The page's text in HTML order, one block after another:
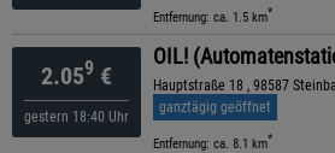
Entfernung: ca. 1.5 km*
2.059 €
gestern 18:40 Uhr
OIL!
Hauptstraße 18 , 98587
ganztägig geöffnet
Entfernung: ca. 8.1 km*